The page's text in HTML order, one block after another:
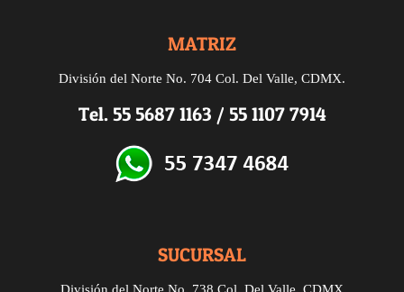
MATRIZ
División del Norte No. 704 Col. Del Valle, CDMX.
Tel. 55 5687 1163 / 55 1107 7914
SUCURSAL